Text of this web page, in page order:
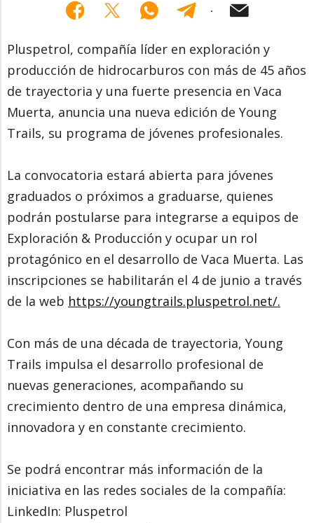
Pluspetrol, compañía líder en exploración y
producción de hidrocarburos con más de 45 años
de trayectoria y una fuerte presencia en Vaca
Muerta, anuncia una nueva edición de Young
Trails, su programa de jóvenes profesionales.
La convocatoria estará abierta para jóvenes
graduados o próximos a graduarse, quienes
podrán postularse para integrarse a equipos de
Exploración & Producción y ocupar un rol
protagónico en el desarrollo de Vaca Muerta. Las
inscripciones se habilitarán el 4 de junio a través
de la web https://youngtrails.pluspetrol.net/.
Con más de una década de trayectoria, Young
Trails impulsa el desarrollo profesional de
nuevas generaciones, acompañando su
crecimiento dentro de una empresa dinámica,
innovadora y en constante crecimiento.
Se podrá encontrar más información de la
iniciativa en las redes sociales de la compañía:
LinkedIn: Pluspetrol